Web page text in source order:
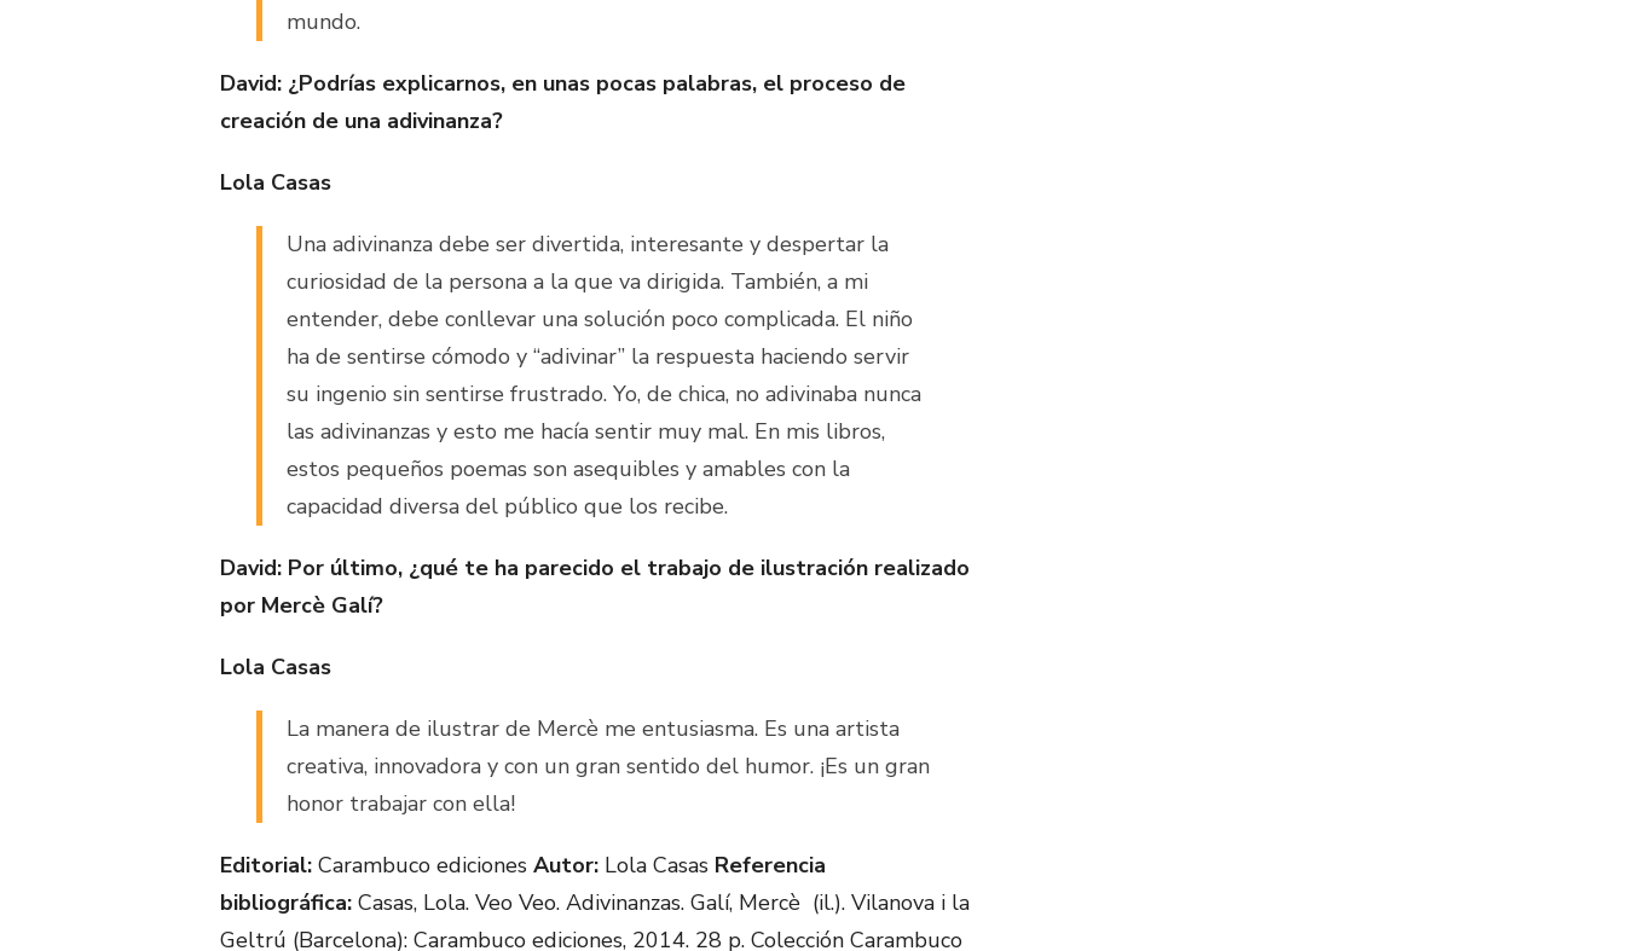
mundo.
David: ¿Podrías explicarnos, en unas pocas palabras, el proceso de
creación de una adivinanza?
Lola Casas
Una adivinanza debe ser divertida, interesante y despertar la
curiosidad de la persona a la que va dirigida. También, a mi
entender, debe conllevar una solución poco complicada. El niño
ha de sentirse cómodo y “adivinar” la respuesta haciendo servir
su ingenio sin sentirse frustrado. Yo, de chica, no adivinaba nunca
las adivinanzas y esto me hacía sentir muy mal. En mis libros,
estos pequeños poemas son asequibles y amables con la
capacidad diversa del público que los recibe.
David: Por último, ¿qué te ha parecido el trabajo de ilustración realizado
por Mercè Galí?
Lola Casas
La manera de ilustrar de Mercè me entusiasma. Es una artista
creativa, innovadora y con un gran sentido del humor. ¡Es un gran
honor trabajar con ella!
Editorial: Carambuco ediciones Autor: Lola Casas Referencia
bibliográfica: Casas, Lola. Veo Veo. Adivinanzas. Galí, Mercè (il.). Vilanova i la
Geltrú (Barcelona): Carambuco ediciones, 2014. 28 p. Colección Carambuco